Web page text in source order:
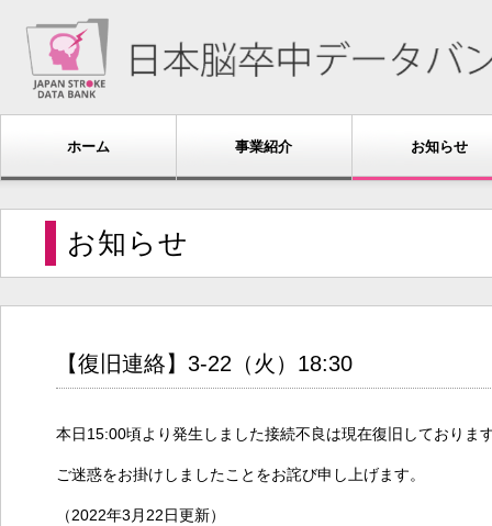
ホーム 事業紹介 お知らせ
お知らせ
【復旧連絡】3-22（火）18:30
本日15:00頃より発生しました接続不良は現在復旧しており
ご迷惑をお掛けしましたことをお詫び申し上げます。
（2022年3月22日更新）